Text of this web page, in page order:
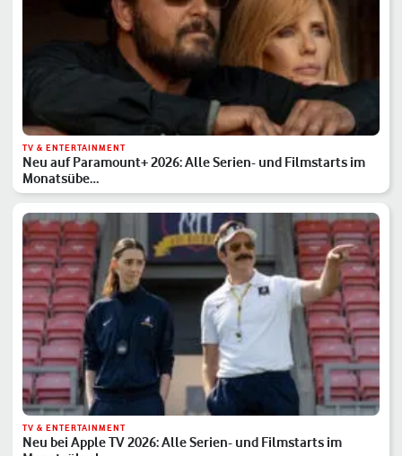
TV & ENTERTAINMENT
Neu auf Paramount+ 2026: Alle Serien- und Filmstarts im
Monatsübe…
TV & ENTERTAINMENT
Neu bei Apple TV 2026: Alle Serien- und Filmstarts im